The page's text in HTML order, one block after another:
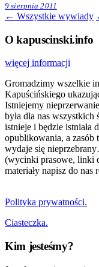
9 sierpnia 2011
← Wszystkie wywiady
O kapuscinski.info
więcej informacji
Gromadzimy wszelkie
Kapuścińskiego
Istniejemy
była dla nas wszystkich
istnieje i będzie
opublikowania, a zasób
wydaje się
(wycinki prasowe, linki
materiały napisz do
Polityka prywatności.
Ciasteczka.
Kim jesteśmy?